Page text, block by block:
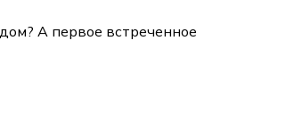
А первое встреченное